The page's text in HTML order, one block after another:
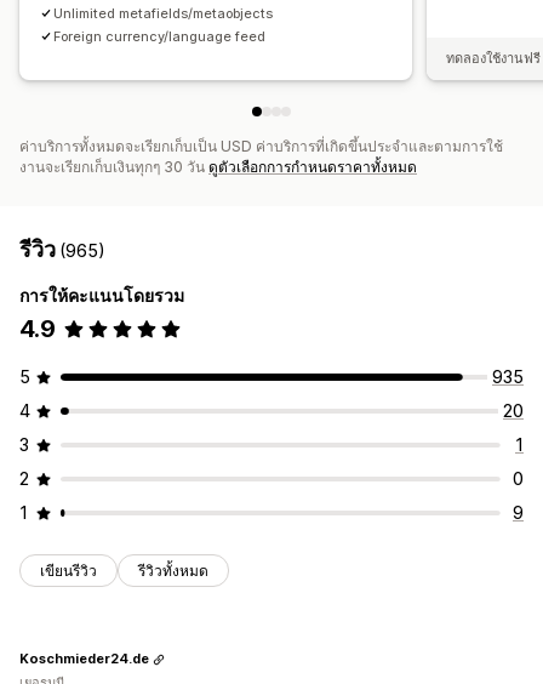
Unlimited metafields/metaobjects
Foreign currency/language feed
ทดลองใช้งานฟ
ค่าบริการทั้งหมดจะเรียกเก็บเป็น USD ค่าบริการที่เกิดขึ้นประจำและตามการใช้
งานจะเรียกเก็บเงินทุกๆ 30 วัน ดูตัวเลือกการกำหนดราคาทั้งหมด
รีวิว (965)
การให้คะแนนโดยรวม
4.9
5
935
4
20
3
1
2
0
1
9
เขียนรีวิว รีวิวทั้งหมด
Koschmieder24.de